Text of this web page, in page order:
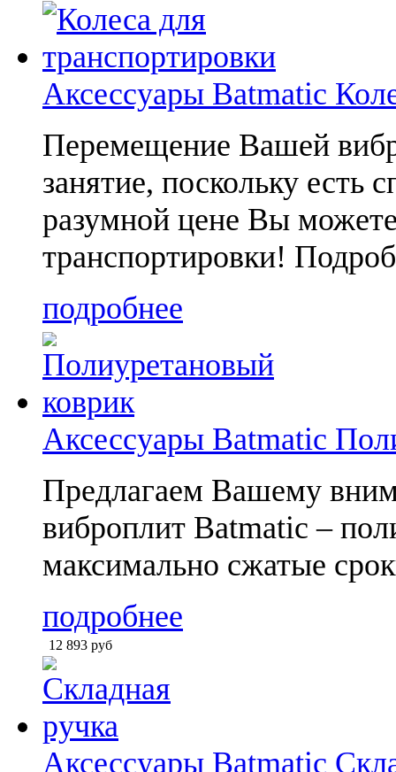
Аксессуары Batmatic
Перемещение Вашей
занятие, поскольку есть
разумной цене Вы можете
транспортировки!
подробнее
Аксессуары Batmatic
Предлагаем Вашему
виброплит Batmatic –
максимально сжатые
подробнее
12 893 руб
Аксессуары Batmatic